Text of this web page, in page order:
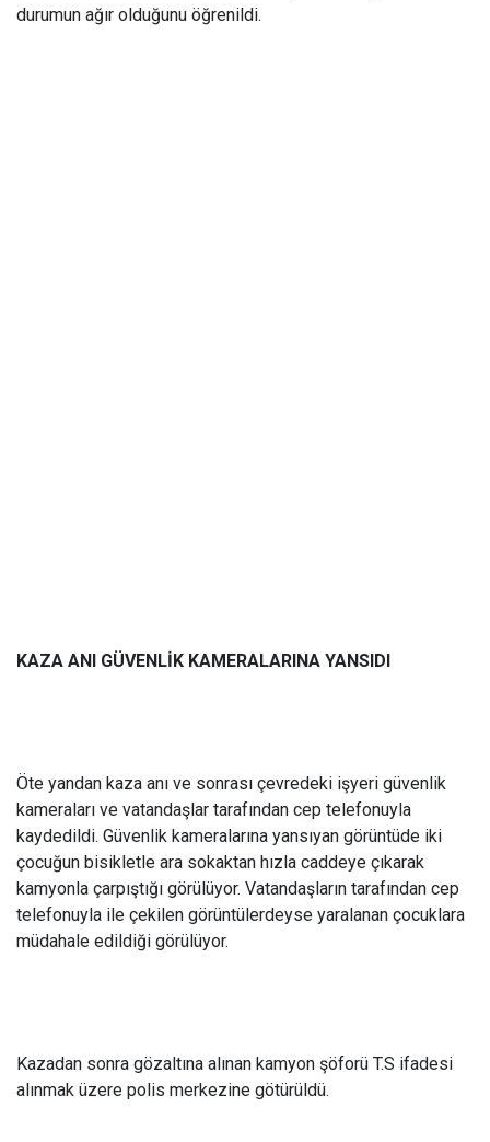
durumun ağır olduğunu öğrenildi.
KAZA ANI GÜVENLİK KAMERALARINA YANSIDI
Öte yandan kaza anı ve sonrası çevredeki işyeri güvenlik
kameraları ve vatandaşlar tarafından cep telefonuyla
kaydedildi. Güvenlik kameralarına yansıyan görüntüde iki
çocuğun bisikletle ara sokaktan hızla caddeye çıkarak
kamyonla çarpıştığı görülüyor. Vatandaşların tarafından cep
telefonuyla ile çekilen görüntülerdeyse yaralanan çocuklara
müdahale edildiği görülüyor.
Kazadan sonra gözaltına alınan kamyon şöforü T.S ifadesi
alınmak üzere polis merkezine götürüldü.